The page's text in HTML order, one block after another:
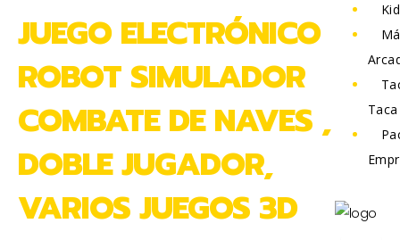
Taca
JUEGO ELECTRÓNICO
ROBOT SIMULADOR
COMBATE DE NAVES ,
DOBLE JUGADOR,
VARIOS JUEGOS 3D